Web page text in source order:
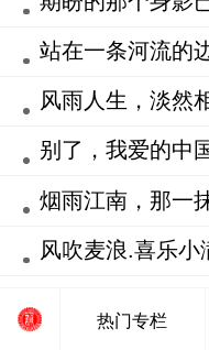
站在一条河流的
风雨人生，淡然
别了，我爱的中
风吹麦浪.喜乐小
热门专栏